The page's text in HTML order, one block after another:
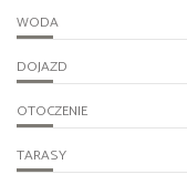
WODA
DOJAZD
OTOCZENIE
TARASY